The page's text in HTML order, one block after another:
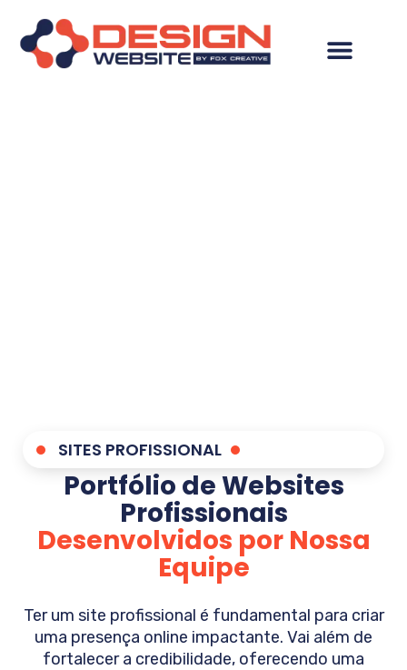
SITES PROFISSIONAL
Portfólio de Websites
Profissionais
Desenvolvidos por Nossa
Equipe
Ter um site profissional é fundamental para criar
uma presença online impactante. Vai além de
fortalecer a credibilidade, oferecendo uma